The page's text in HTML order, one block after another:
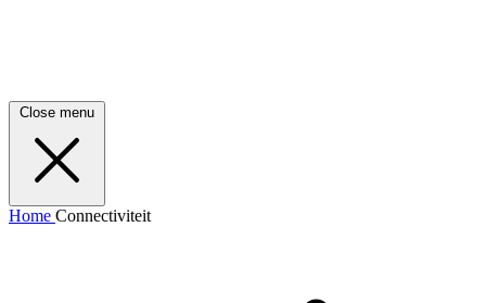
Close menu
Home Connectiviteit